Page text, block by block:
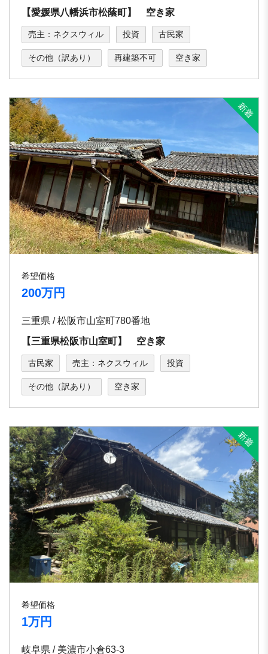
【愛媛県八幡浜市松蔭町】 空き家
売主：ネクスウィル 投資 古民家
その他（訳あり） 再建築不可 空き家
希望価格
200万円
三重県 / 松阪市山室町780番地
【三重県松阪市山室町】 空き家
古民家 売主：ネクスウィル 投資
その他（訳あり） 空き家
希望価格
1万円
岐阜県 / 美濃市小倉63-3